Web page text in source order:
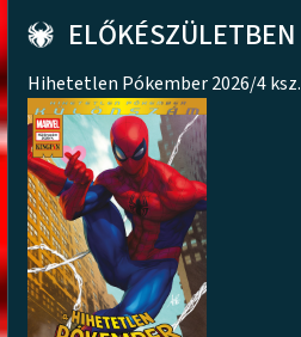
ELŐKÉSZÜLETBEN
Hihetetlen Pókember 2026/4 ksz.